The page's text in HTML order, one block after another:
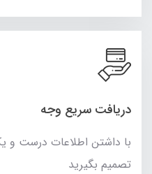
دریافت سریع وجه
با داشتن اطلاعات درست و
تصمیم بگیرید